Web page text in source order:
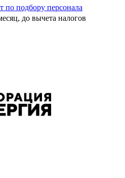
по подбору персонала
до вычета налогов